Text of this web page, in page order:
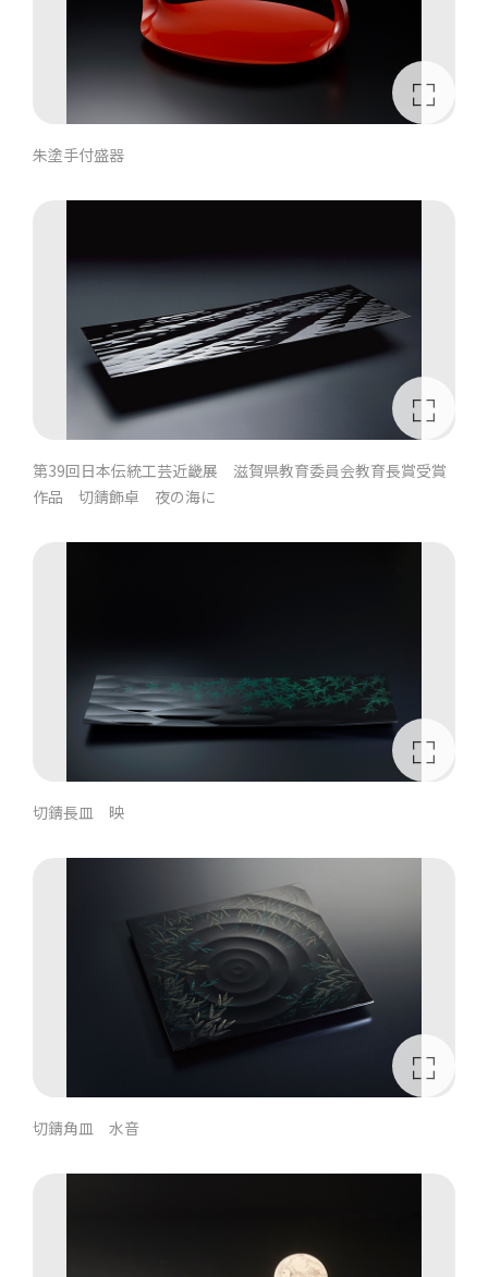
朱塗手付盛器
第39回日本伝統工芸近畿展 滋賀県教育委員会教育長賞受賞
作品 切錆飾卓 夜の海に
切錆長皿 映
切錆角皿 水音